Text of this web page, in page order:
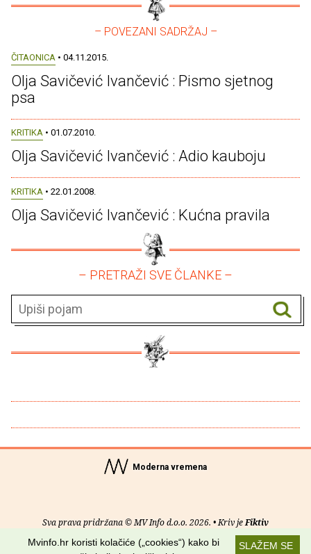
– POVEZANI SADRŽAJ –
ČITAONICA • 04.11.2015.
Olja Savičević Ivančević : Pismo sjetnog
psa
KRITIKA • 01.07.2010.
Olja Savičević Ivančević : Adio kauboju
KRITIKA • 22.01.2008.
Olja Savičević Ivančević : Kućna pravila
– PRETRAŽI SVE ČLANKE –
Moderna vremena
Sva prava pridržana © MV Info d.o.o. 2026. • Kriv jeFiktiv
Uvjeti korištenja RSS kanaliSLAŽEM SE
Mvinfo.hr koristi kolačiće („cookies“) kako bi